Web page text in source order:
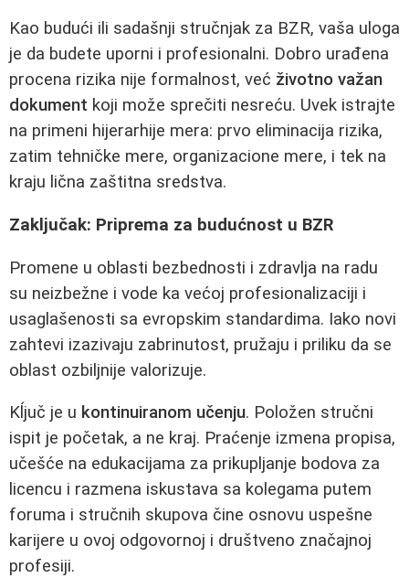
Kao budući ili sadašnji stručnjak za BZR, vaša uloga
je da budete uporni i profesionalni. Dobro urađena
procena rizika nije formalnost, već životno važan
dokument koji može sprečiti nesreću. Uvek istrajte
na primeni hijerarhije mera: prvo eliminacija rizika,
zatim tehničke mere, organizacione mere, i tek na
kraju lična zaštitna sredstva.
Zaključak: Priprema za budućnost u BZR
Promene u oblasti bezbednosti i zdravlja na radu
su neizbežne i vode ka većoj profesionalizaciji i
usaglašenosti sa evropskim standardima. Iako novi
zahtevi izazivaju zabrinutost, pružaju i priliku da se
oblast ozbiljnije valorizuje.
Kĺjuč je u kontinuiranom učenju. Položen stručni
ispit je početak, a ne kraj. Praćenje izmena propisa,
učešće na edukacijama za prikupljanje bodova za
licencu i razmena iskustava sa kolegama putem
foruma i stručnih skupova čine osnovu uspešne
karijere u ovoj odgovornoj i društveno značajnoj
profesiji.